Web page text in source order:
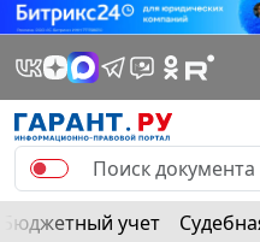
Бюджетный учет